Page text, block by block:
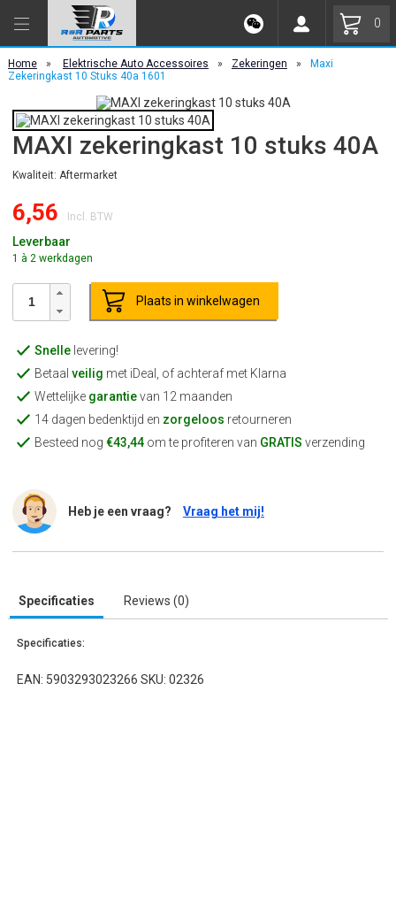
0
Home » Elektrische Auto Accessoires » Zekeringen »
Maxi
Zekeringkast 10 Stuks 40a 1601
MAXI zekeringkast 10 stuks 40A
Kwaliteit: Aftermarket
6,56 Incl. BTW
Leverbaar
1 à 2 werkdagen
Plaats in winkelwagen
Snellelevering!
Betaal veilig met iDeal, of achteraf met Klarna
Wettelijke garantievan 12 maanden
14 dagen bedenktijd en zorgeloos retourneren
Besteed nog €43,44om te profiteren van GRATIS verzending
Heb je een vraag? Vraag het mij!
Specificaties Reviews (0)
Specificaties:
EAN: 5903293023266 SKU: 02326